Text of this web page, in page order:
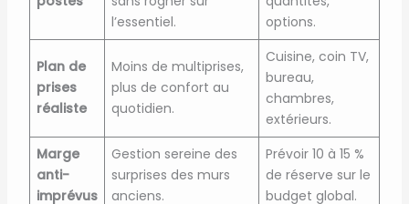
l’essentiel.
options.
Plan de
prises
réaliste
Moins de multiprises,
plus de confort au
quotidien.
Cuisine, coin TV,
bureau,
chambres,
extérieurs.
Marge
anti-
imprévus
Gestion sereine des
surprises des murs
anciens.
Prévoir 10 à 15 %
de réserve sur le
budget global.